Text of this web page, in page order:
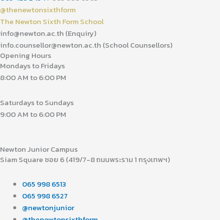
@thenewtonsixthform
The Newton Sixth Form School
info@newton.ac.th (Enquiry)
info.counsellor@newton.ac.th (School Counsellors)​
Opening Hours
Mondays to Fridays
8:00 AM to 6:00 PM
Saturdays to Sundays
9:00 AM to 6:00 PM
Newton Junior Campus
Siam Square ซอย 6 (419/7-8 ถนนพระราม 1 กรุงเทพฯ)
065 998 6513
065 998 6527
@newtonjunior